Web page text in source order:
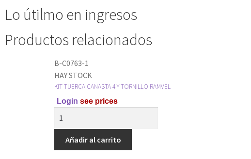
Lo útilmo en ingresos
Productos relacionados
B-C0763-1
HAY STOCK
KIT TUERCA CANASTA 4 Y TORNILLO RAMVEL
Login see prices
Añadir al carrito